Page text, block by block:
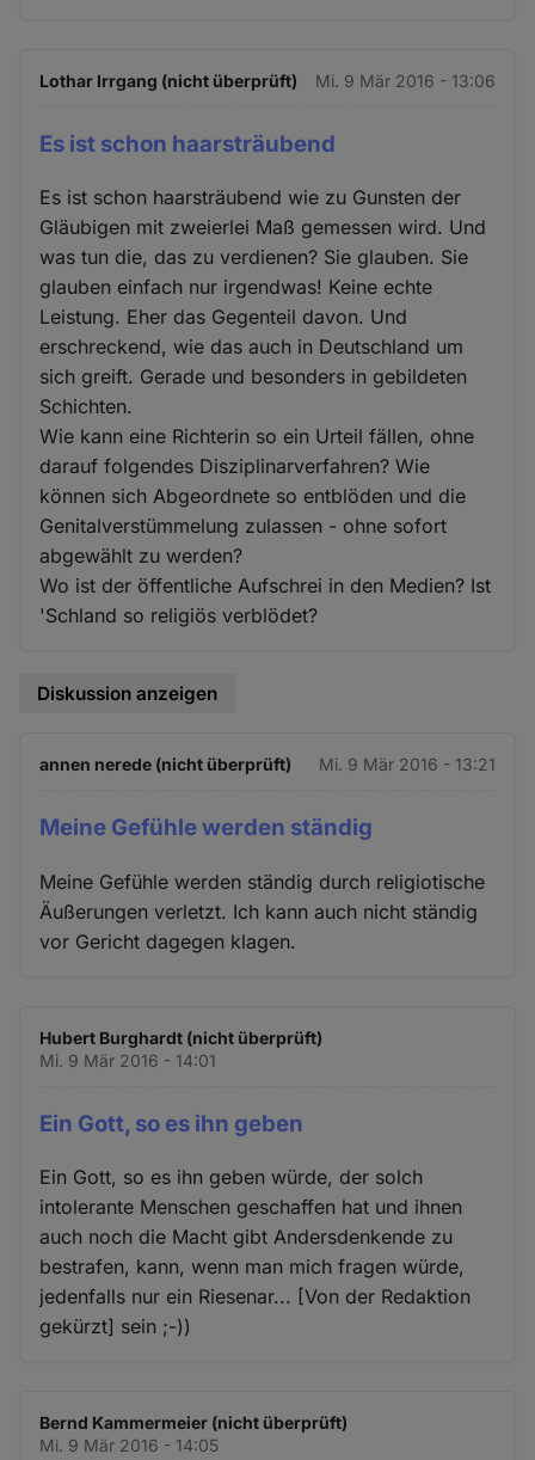
Lothar Irrgang (nicht überprüft) Mi. 9 Mär 2016 - 13:06
Es ist schon haarsträubend
Es ist schon haarsträubend wie zu Gunsten der
Gläubigen mit zweierlei Maß gemessen wird. Und
was tun die, das zu verdienen? Sie glauben. Sie
glauben einfach nur irgendwas! Keine echte
Leistung. Eher das Gegenteil davon. Und
erschreckend, wie das auch in Deutschland um
sich greift. Gerade und besonders in gebildeten
Schichten.
Wie kann eine Richterin so ein Urteil fällen, ohne
darauf folgendes Disziplinarverfahren? Wie
können sich Abgeordnete so entblöden und die
Genitalverstümmelung zulassen - ohne sofort
abgewählt zu werden?
Wo ist der öffentliche Aufschrei in den Medien? Ist
'Schland so religiös verblödet?
Diskussion anzeigen
annen nerede (nicht überprüft) Mi. 9 Mär 2016 - 13:21
Meine Gefühle werden ständig
Meine Gefühle werden ständig durch religiotische
Äußerungen verletzt. Ich kann auch nicht ständig
vor Gericht dagegen klagen.
Hubert Burghardt (nicht überprüft)
Mi. 9 Mär 2016 - 14:01
Ein Gott, so es ihn geben
Ein Gott, so es ihn geben würde, der solch
intolerante Menschen geschaffen hat und ihnen
auch noch die Macht gibt Andersdenkende zu
bestrafen, kann, wenn man mich fragen würde,
jedenfalls nur ein Riesenar... [Von der Redaktion
gekürzt] sein ;-))
Bernd Kammermeier (nicht überprüft)
Mi. 9 Mär 2016 - 14:05